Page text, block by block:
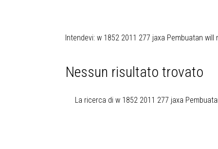
Intendevi:w 1852 2011 277 jaxa Pembuatan
Nessun risultato trovato
La ricerca di w 1852 2011 277 jaxa